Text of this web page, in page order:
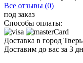
Все отзывы (0)
под заказ
Способы оплаты:
Доставка в город Тверь
Доставим до вас за 3